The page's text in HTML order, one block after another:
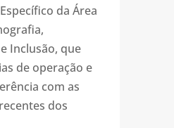
da Área
Inclusão, que
de operação e
com as
dos